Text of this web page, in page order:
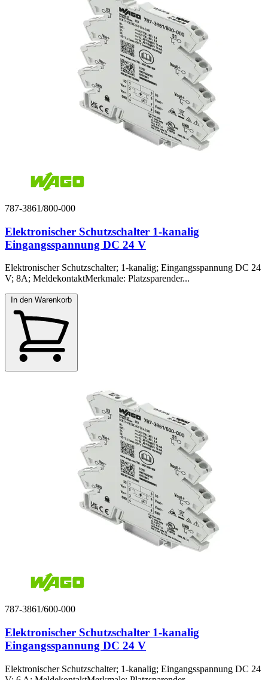
787-3861/800-000
Elektronischer Schutzschalter 1-kanalig
Eingangsspannung DC 24 V
Elektronischer Schutzschalter; 1-kanalig; Eingangsspannung DC 24
V; 8A; MeldekontaktMerkmale: Platzsparender...
In den Warenkorb
787-3861/600-000
Elektronischer Schutzschalter 1-kanalig
Eingangsspannung DC 24 V
Elektronischer Schutzschalter; 1-kanalig; Eingangsspannung DC 24